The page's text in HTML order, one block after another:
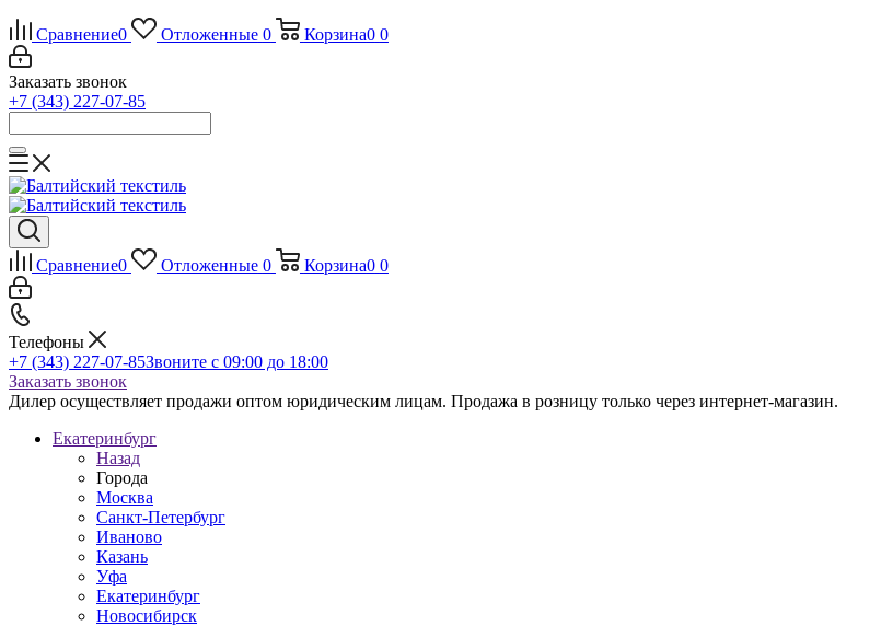
Сравнение0 Отложенные 0 Корзина0 0
Заказать звонок
+7 (343) 227-07-85
Сравнение0 Отложенные 0 Корзина0 0
Телефоны
+7 (343) 227-07-85Звоните с 09:00 до 18:00
Заказать звонок
Дилер осуществляет продажи оптом юридическим лицам. Продажа в розницу только через интернет-магазин.
Екатеринбург
Назад
Города
Москва
Санкт-Петербург
Иваново
Казань
Уфа
Екатеринбург
Новосибирск